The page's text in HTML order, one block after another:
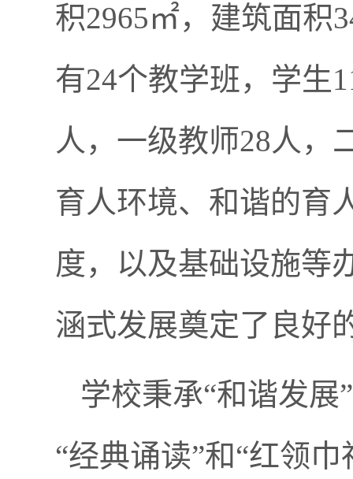
积2965㎡，建筑面积
有24个教学班，学生
人，一级教师28人，
育人环境、和谐的育
度，以及基础设施等
涵式发展奠定了良好
学校秉承“和谐发展
“经典诵读”和“红领